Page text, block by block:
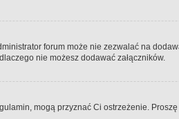
forum może nie zezwalać na
nie możesz dodawać załączników.
mogą przyznać Ci ostrzeżenie.